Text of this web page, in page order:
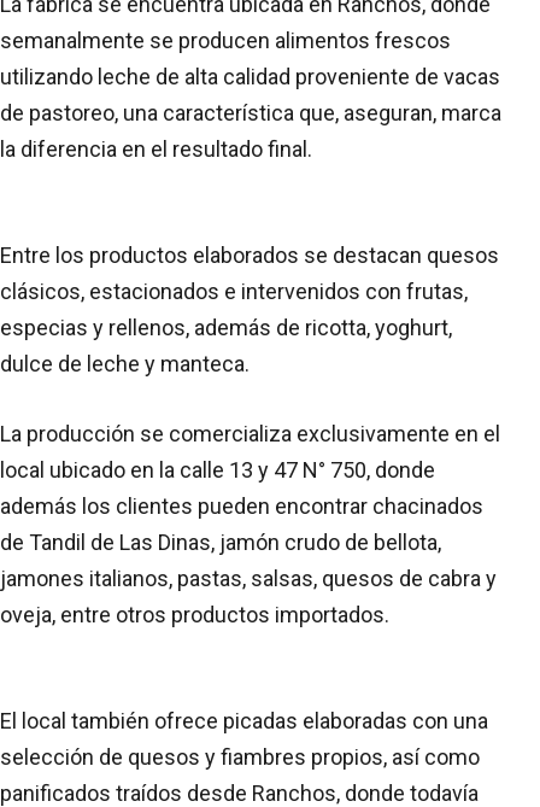
semanalmente se producen alimentos frescos
utilizando leche de alta calidad proveniente de vacas
de pastoreo, una característica que, aseguran, marca
la diferencia en el resultado final.
Entre los productos elaborados se destacan quesos
clásicos, estacionados e intervenidos con frutas,
especias y rellenos, además de ricotta, yoghurt,
dulce de leche y manteca.
La producción se comercializa exclusivamente en el
local ubicado en la calle 13 y 47 N° 750, donde
además los clientes pueden encontrar chacinados
de Tandil de Las Dinas, jamón crudo de bellota,
jamones italianos, pastas, salsas, quesos de cabra y
oveja, entre otros productos importados.
El local también ofrece picadas elaboradas con una
selección de quesos y fiambres propios, así como
panificados traídos desde Ranchos, donde todavía